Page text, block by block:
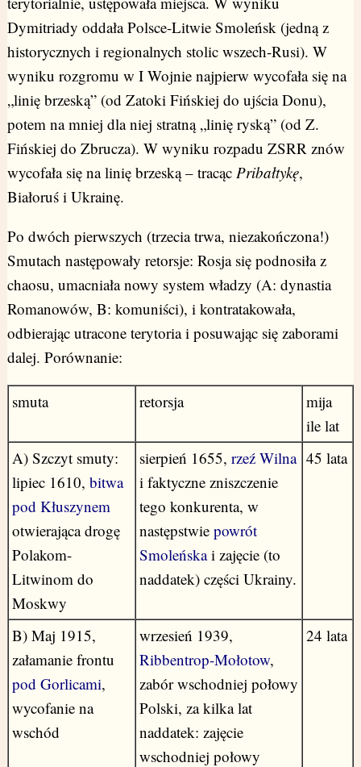
Dymitriady oddała Polsce-Litwie Smoleńsk (jedną z
historycznych i regionalnych stolic wszech-Rusi). W
wyniku rozgromu w I Wojnie najpierw wycofała się na
„linię brzeską” (od Zatoki Fińskiej do ujścia Donu),
potem na mniej dla niej stratną „linię ryską” (od Z.
Fińskiej do Zbrucza). W wyniku rozpadu ZSRR znów
wycofała się na linię brzeską – tracąc Pribałtykę,
Białoruś i Ukrainę.
Po dwóch pierwszych (trzecia trwa, niezakończona!)
Smutach następowały retorsje: Rosja się podnosiła z
chaosu, umacniała nowy system władzy (A: dynastia
Romanowów, B: komuniści), i kontratakowała,
odbierając utracone terytoria i posuwając się zaborami
dalej. Porównanie:
smuta retorsja
mija
ile lat
A) Szczyt smuty:
lipiec 1610, bitwa
pod Kłuszynem
otwierająca drogę
Polakom-
Litwinom do
Moskwy
sierpień 1655, rzeź Wilna
i faktyczne zniszczenie
tego konkurenta, w
następstwie powrót
Smoleńskai zajęcie (to
naddatek) części Ukrainy.
45 lata
B) Maj 1915,
załamanie frontu
pod Gorlicami,
wycofanie na
wschód
wrzesień 1939,
Ribbentrop-Mołotow,
zabór wschodniej połowy
Polski, za kilka lat
naddatek: zajęcie
wschodniej połowy
24 lata